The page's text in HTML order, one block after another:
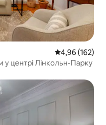
Середня
4,96 (162)
у центрі Лінкольн-Парку